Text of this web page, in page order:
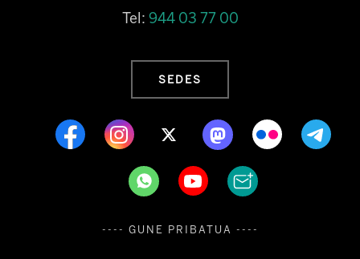
Tel: 944 03 77 00
SEDES
---- GUNE PRIBATUA ----